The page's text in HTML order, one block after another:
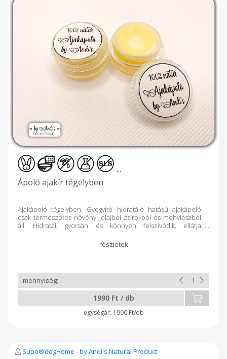
...
Ápoló ajakír tégelyben
Ajakápoló tégelyben. Gyógyító hidratáló hatású ajakápoló
csak természetes növényi olajból zsírokból és méhviaszból
áll. Hidratál, gyorsan és könnyen felszívódik, ellátja
tartalmaz, mesterséges színezéktől, illatanyagtól és
tartósítószertől mentes készítmény. Ehető kategóriájú
szobahőmérsékleten a fürdőszobapolcon, otthonában
tartani. Utazáshoz, kabátzsebbe, táskába a stiftes vanilia
eszenciával dúsított, UV 15 faktoros opciót ajánljuk
figyelmébe. Kiszerelés: 5 ml1990 Ft / db
1990 Ft/db
Supe®dogHome - by Andi's Natural Product